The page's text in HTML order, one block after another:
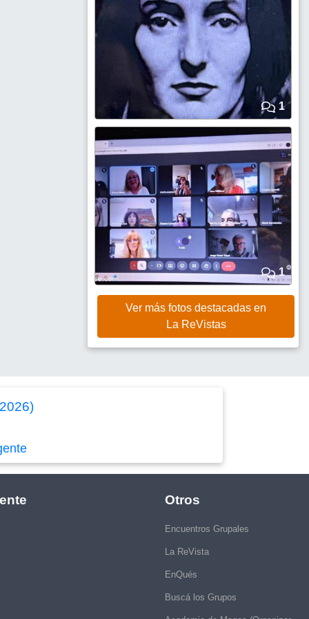
1
1
Ver más fotos destacadas en
La ReVistas
Otros
Encuentros Grupales
La ReVista
EnQués
Buscá los Grupos